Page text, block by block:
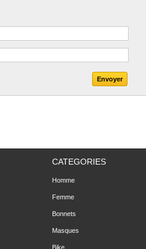
CATEGORIES
Homme
Femme
Bonnets
Masques
Bike